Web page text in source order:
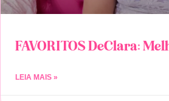
FAVORITOS DeClara:
LEIA MAIS »